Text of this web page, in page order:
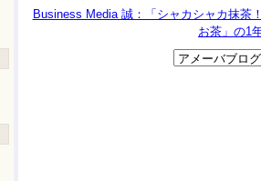
Business Media 誠：「シャカシャカ抹茶
お茶」の1